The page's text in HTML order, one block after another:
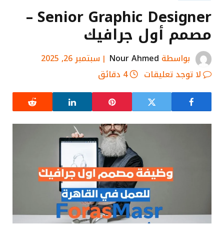
Senior Graphic Designer –
مصمم أول جرافيك
بواسطة Nour Ahmed
سبتمبر 26, 2025
لا توجد تعليقات
4 دقائق